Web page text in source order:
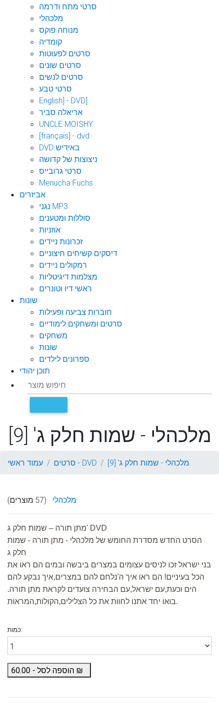
סרטי מתח ודרמה
מלכהלי
מנוחה פוקס
קומדיה
סרטים לפעוטות
סרטים שונים
סרטים לנשים
סרטי טבע
English] - DVD]
אריאלה סביר
UNCLE MOISHY
[français] - dvd
DVD באידיש
ניצוצות של קדושה
סרטי גרובייס
Menucha Fuchs
אביזרים
נגני MP3
סוללות ומטענים
אוזניות
זכרונות ניידים
דיסקים קשיחים חיצוניים
רמקולים ניידים
מצלמות דיגיטליות
ראשי דיו וטונרים
שונות
חוברות צביעה ופעילות
סרטים ומשחקים לימודיים
משחקים
שונות
ספרונים לילדים
תוכן יהודי
מלכהלי - שמות חלק ג' [9]
עמוד ראשי סרטים - DVD מלכהלי - שמות חלק ג' [9]
מלכהלי (57 מוצרים)
מתן תורה – שמות חלק ג' DVD
הסרט החדש מסדרת החומש של מלכהלי - מתן תורה - שמות
חלק ג
בני ישראל זכו לניסים עצומים במצרים ביבשה ובמים הם ראו את
הכל בעיניים! הם ראו איך ה'נלחם להם במצרים,איך נבקע להם
הים וכעת,עם ישראל,עם הבחירה צועדים לקראת מתן תורה.
בואו יחד אתנו לחוות את כל הצלילים,הקולות,המראות.
כמות:
הוספה לסל - 60.00